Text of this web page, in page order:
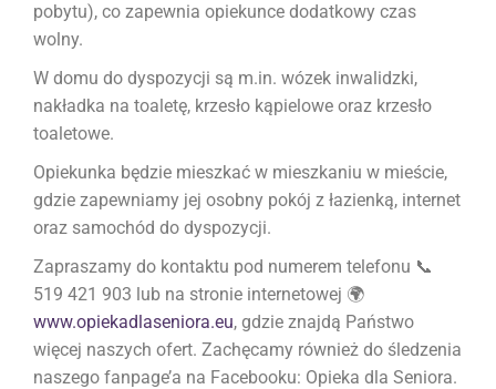
pobytu), co zapewnia opiekunce dodatkowy czas
wolny.
W domu do dyspozycji są m.in. wózek inwalidzki,
nakładka na toaletę, krzesło kąpielowe oraz krzesło
toaletowe.
Opiekunka będzie mieszkać w mieszkaniu w mieście,
gdzie zapewniamy jej osobny pokój z łazienką, internet
oraz samochód do dyspozycji.
Zapraszamy do kontaktu pod numerem telefonu 📞
519 421 903 lub na stronie internetowej 🌍
www.opiekadlaseniora.eu, gdzie znajdą Państwo
więcej naszych ofert. Zachęcamy również do śledzenia
naszego fanpage’a na Facebooku: Opieka dla Seniora.